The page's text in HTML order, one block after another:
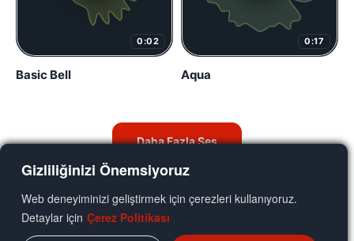
Gizliliğinizi Önemsiyoruz
Web deneyiminizi geliştirmek için çerezleri kullanıyoruz.
Detaylar için Çerez Politikası
0:02
Basic Bell
0:17
Aqua
Daha Fazla Ses